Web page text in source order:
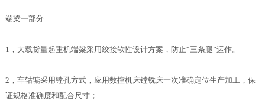
端梁一部分
1，大载货量起重机端梁采用绞接软性设计方案，防止“三条腿”运作。
2，车轱辘采用镗孔方式，应用数控机床镗铣床一次准确定位生产加工，保
证规格准确度和配合尺寸；